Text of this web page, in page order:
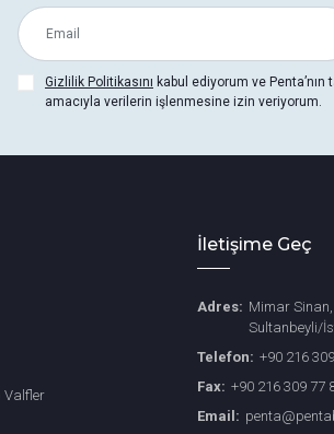
Gizlilik Politikasını kabul ediyorum ve Penta’nın
amacıyla verilerin işlenmesine izin veriyorum.
Valfler
İletişime Geç
Adres: Mimar
Sultanbeyli/
Telefon: +90 216
Fax: +90 216 309 77
Email: